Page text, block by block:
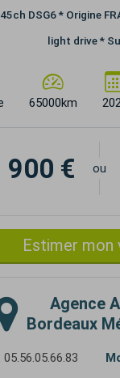
DSG6 * Origine
light drive *
65000km
900 € ou
Estimer mon
Agence
Bordeaux
05.56.05.66.83